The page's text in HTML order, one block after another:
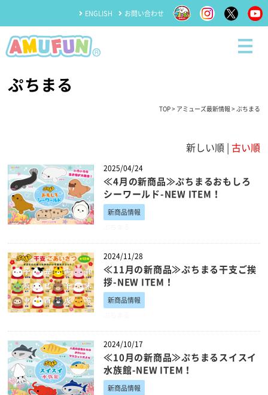
ENGLISH お問い合わせ
ぷちまる
TOP> アミューズ最新情報> ぷちまる
新しい順 | 古い順
2025/04/24
≪4月の新商品≫ぷちまるおもしろ
シーワールド-NEW ITEM！
新商品情報
2024/11/28
≪11月の新商品≫ぷちまる干支ご挨
拶-NEW ITEM！
新商品情報
2024/10/17
≪10月の新商品≫ぷちまるスイスイ
水族館-NEW ITEM！
新商品情報